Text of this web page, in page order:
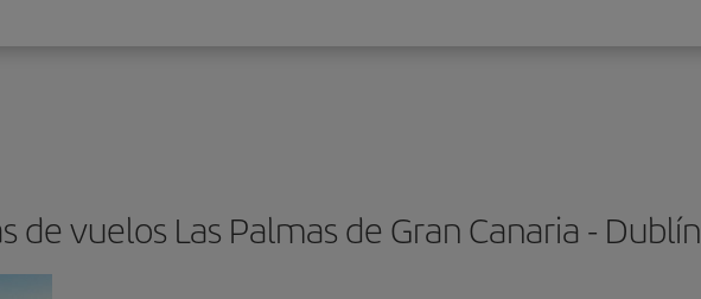
de vuelos Las Palmas de Gran Canaria - Dublín